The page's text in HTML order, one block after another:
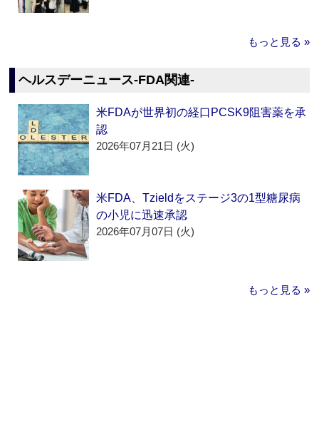
もっと見る »
ヘルスデーニュース‐FDA関連‐
米FDAが世界初の経口PCSK9阻害薬を承
認
2026年07月21日 (火)
米FDA、Tzieldをステージ3の1型糖尿病
の小児に迅速承認
2026年07月07日 (火)
もっと見る »